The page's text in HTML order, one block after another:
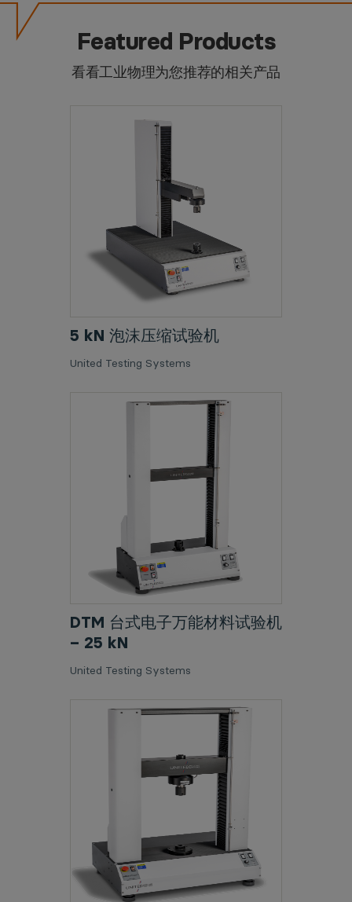
Featured Products
看看工业物理为您推荐的相关产品
5 kN 泡沫压缩试验机
United Testing Systems
DTM 台式电子万能材料试验机
– 25 kN
United Testing Systems